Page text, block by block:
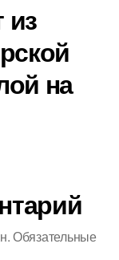
из
на
Обязательные